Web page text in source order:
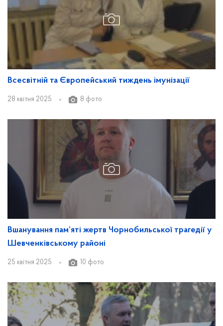
Всесвітній та Європейський тиждень імунізації
28 квітня 2025 8 фото
Вшанування пам’яті жертв Чорнобильської трагедії у
Шевченківському районі
25 квітня 2025 10 фото